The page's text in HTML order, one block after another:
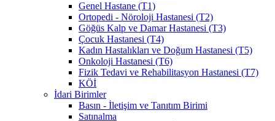
Genel Hastane (T1)
Ortopedi - Nöroloji Hastanesi (T2)
Göğüs Kalp ve Damar Hastanesi (T3)
Çocuk Hastanesi (T4)
Kadın Hastalıkları ve Doğum Hastanesi (T5)
Onkoloji Hastanesi (T6)
Fizik Tedavi ve Rehabilitasyon Hastanesi (T7)
KÖİ
İdari Birimler
Basın - İletişim ve Tanıtım Birimi
Satınalma